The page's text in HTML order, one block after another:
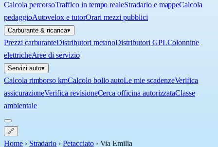
Calcola percorsoTraffico in tempo realeStradario e mappeCalcola
pedaggioAutovelox e tutorOrari mezzi pubblici
Carburante & ricarica▾
Prezzi carburanteDistributori metanoDistributori GPLColonnine
elettricheAree di servizio
Servizi auto▾
Calcola rimborso kmCalcolo bollo autoLe mie scadenzeVerifica
assicurazioneVerifica revisioneCerca officina autorizzataClasse
ambientale
🔗
Home › Stradario › Petacciato › Via Emilia